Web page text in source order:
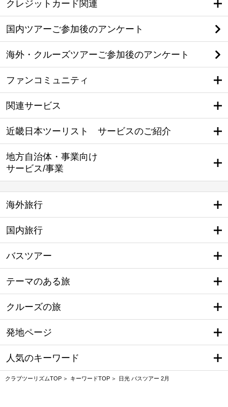
クレジットカード関連
国内ツアーご参加後のアンケート
海外・クルーズツアーご参加後のアンケート
ファンコミュニティ
関連サービス
近畿日本ツーリスト サービスのご紹介
地方自治体・事業向け
サービス/事業
海外旅行
国内旅行
バスツアー
テーマのある旅
クルーズの旅
発地ページ
人気のキーワード
クラブツーリズムTOP キーワードTOP 日光 バスツアー 2月